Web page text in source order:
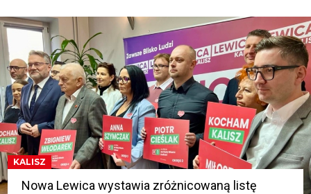
KALISZ
Nowa Lewica wystawia zróżnicowaną listę